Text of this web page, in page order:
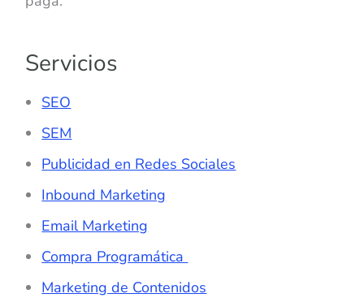
Servicios
SEO
SEM
Publicidad en Redes Sociales
Inbound Marketing
Email Marketing
Compra Programática
Marketing de Contenidos